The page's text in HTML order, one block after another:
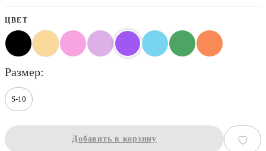
ЦВЕТ
размер
S-10
Добавить в корзину